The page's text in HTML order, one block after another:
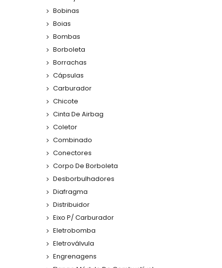
Bobinas
Boias
Bombas
Borboleta
Borrachas
Cápsulas
Carburador
Chicote
Cinta De Airbag
Coletor
Combinado
Conectores
Corpo De Borboleta
Desborbulhadores
Diafragma
Distribuidor
Eixo P/ Carburador
Eletrobomba
Eletroválvula
Engrenagens